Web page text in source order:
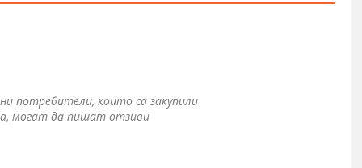
потребители, които са закупили
могат да пишат отзиви